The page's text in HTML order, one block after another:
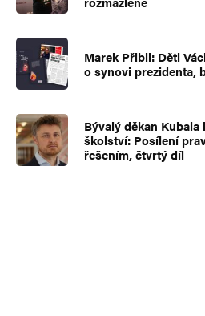
Marek Přibil: Děti
o synovi prezidenta,
Bývalý děkan Kubala
školství: Posílení
řešením, čtvrtý díl